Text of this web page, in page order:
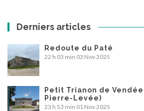
Derniers articles
Redoute du Paté
22 h 03 min 03 Nov 2025
Petit Trianon de
Pierre-Levée)
23 h 53 min 01 Nov 2025